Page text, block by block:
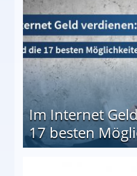
Im Internet
17 besten